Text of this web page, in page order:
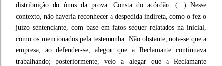
distribuição do ônus da prova. Consta do acórdão: (...) Nesse
contexto, não haveria reconhecer a despedida indireta, como o fez o
juízo sentenciante, com base em fatos sequer relatados na inicial,
como os mencionados pela testemunha. Não obstante, nota-se que a
empresa, ao defender-se, alegou que a Reclamante continuava
trabalhando; posteriormente, veio a alegar que a Reclamante